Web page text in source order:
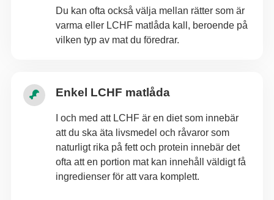
Du kan ofta också välja mellan rätter som är
varma eller LCHF matlåda kall, beroende på
vilken typ av mat du föredrar.
Enkel LCHF matlåda
I och med att LCHF är en diet som innebär
att du ska äta livsmedel och råvaror som
naturligt rika på fett och protein innebär det
ofta att en portion mat kan innehåll väldigt få
ingredienser för att vara komplett.